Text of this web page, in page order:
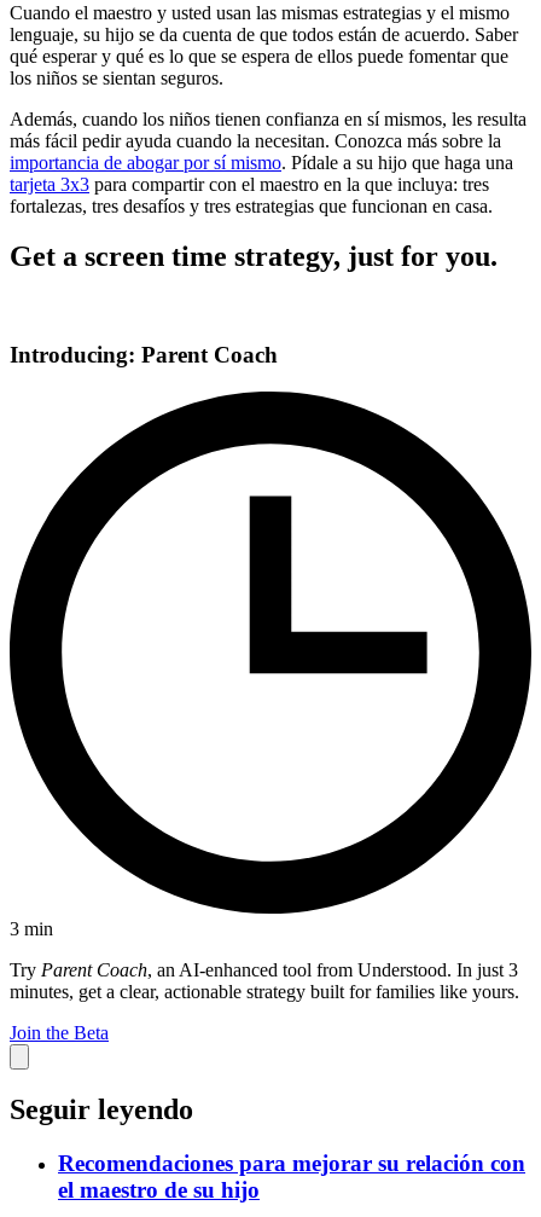
Cuando el maestro y usted usan las mismas estrategias y el mismo
lenguaje, su hijo se da cuenta de que todos están de acuerdo. Saber
qué esperar y qué es lo que se espera de ellos puede fomentar que
los niños se sientan seguros.
Además, cuando los niños tienen confianza en sí mismos, les resulta
más fácil pedir ayuda cuando la necesitan. Conozca más sobre la
importancia de abogar por sí mismo. Pídale a su hijo que haga una
tarjeta 3x3 para compartir con el maestro en la que incluya: tres
fortalezas, tres desafíos y tres estrategias que funcionan en casa.
Get a screen time strategy, just for you.
Introducing: Parent Coach
3 min
Try Parent Coach, an AI-enhanced tool from Understood. In just 3
minutes, get a clear, actionable strategy built for families like yours.
Join the Beta
Seguir leyendo
Recomendaciones para mejorar su relación con
el maestro de su hijo